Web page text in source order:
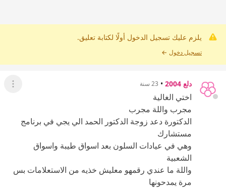
يلزم عليك تسجيل الدخول أولًا لكتابة تعليق.
تسجيل دخول ←
دلع 2004 • 23 سنة عرض
اختي الغالية
مجرب واللة مجرب
الدكتورة دعد زوجة الدكتور الحمد الي يجي في برنامج
مستشارك
وهي في عيادات السلون بعد اسواق طيبة واسواق
الشعبية
واللة ما عندي رقمهو معليش خذيه من الاستعلامات بس
مرة يمدحونها